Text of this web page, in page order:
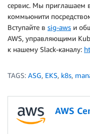
сервис. Мы приглашаем
коммьюнити
Вступайте в sig-aws и
AWS, управляющими
к нашему Slack-каналу:
TAGS: ASG, EKS, k8s,
AWS